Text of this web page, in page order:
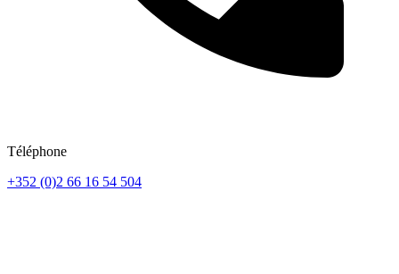
Téléphone
+352 (0)2 66 16 54 504